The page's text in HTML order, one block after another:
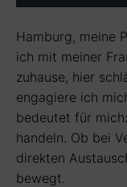
Hamburg, meine
ich mit meiner
zuhause, hier
engagiere ich
bedeutet für
handeln. Ob bei
direkten
bewegt.